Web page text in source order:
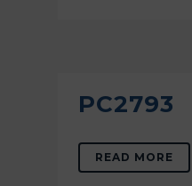
PC2793
READ MORE